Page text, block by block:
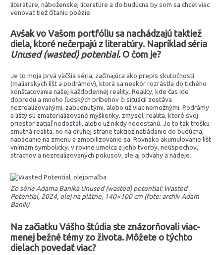
literatúre, náboženskej literatúre a do budúcna by som sa chcel viac
venovať tiež čítaniu poézie.
Avšak vo Vašom portfóliu sa nachádzajú taktiež
diela, ktoré nečerpajú z literatúry. Napríklad séria
Unused (wasted) potential. O čom je?
Je to moja prvá väčšia séria, začínajúca ako prepis skutočnosti
(maliarskych líšt a podrámov), ktorá sa neskôr rozrástla do tichého
konštatovania našej každodennej reality. Reality, kde čas ide
dopredu a mnoho ľudských príbehov či situácií zostáva
nezrealizovanými, zabudnutými, alebo už viac nemožnými. Podrámy
a lišty sú zmaterializované myšlienky, zmysel, realita, ktoré svoj
priestor zatiaľ nedostali, alebo už nikdy nedostanú. Je to tak trošku
smutná realita, no na druhej strane taktiež nabádanie do budúcna,
nabádanie na zmenu a zmobilizovanie sa. Rovnako akumulovanie líšt
vnímam symbolicky, v rovine umelca a jeho tvorby, neúspechov,
strachov a nezrealizovaných pokusov, ale aj odvahy a nádeje.
Zo série Adama Baníka Unused (wasted) potential: Wasted
Potential, 2024, olej na plátne, 140×100 cm (foto: archív Adam
Baník)
Na začiatku Vášho štúdia ste znázorňovali viac-
menej bežné témy zo života. Môžete o týchto
dielach povedať viac?